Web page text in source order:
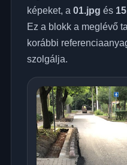
képeket, a 01.jpg és
Ez a blokk a meglévő
korábbi
szolgálja.